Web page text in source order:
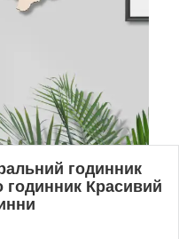
годинник
годинник Красивий